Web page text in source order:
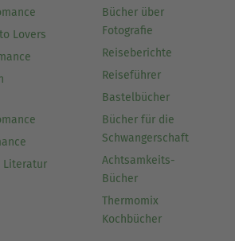
Lovers
Literatur
Bücher über
Fotografie
Reiseberichte
Reiseführer
Bastelbücher
Bücher für die
Schwangerschaft
Achtsamkeits-
Bücher
Thermomix
Kochbücher